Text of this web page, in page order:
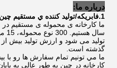
درباره ما:
1.فابريکه/توليد کننده ي مستقيم چين با ظرفيت قوي
گذشته است.
کارخانه در چين به طور عالي به